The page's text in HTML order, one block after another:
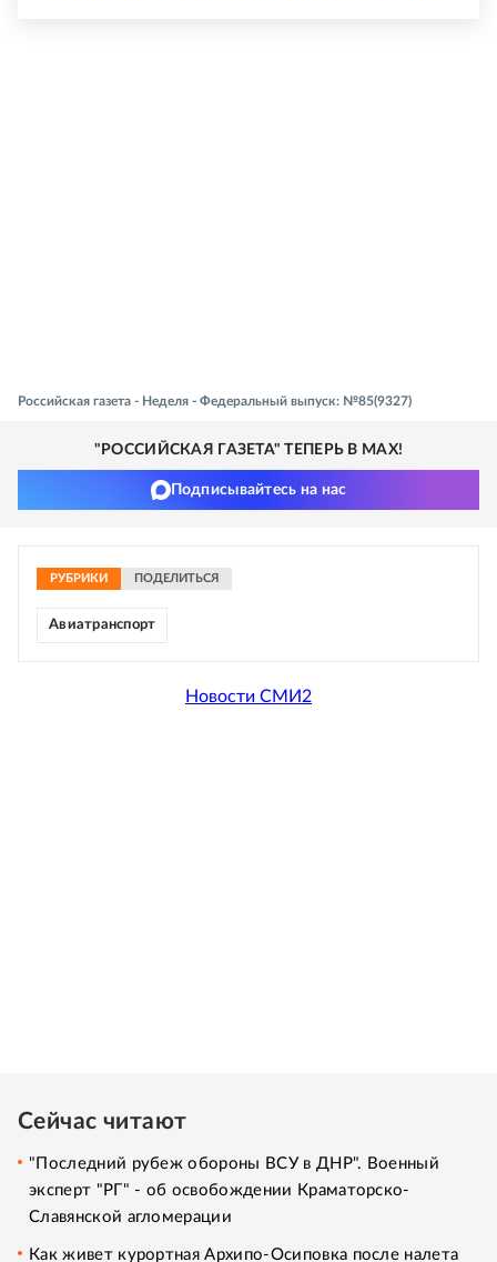
Российская газета - Неделя - Федеральный выпуск: №85(9327)
"РОССИЙСКАЯ ГАЗЕТА" ТЕПЕРЬ В MAX!
Подписывайтесь на нас
РУБРИКИ ПОДЕЛИТЬСЯ
Авиатранспорт
Новости СМИ2
Сейчас читают
"Последний рубеж обороны ВСУ в ДНР". Военный
эксперт "РГ" - об освобождении Краматорско-
Славянской агломерации
Как живет курортная Архипо-Осиповка после налета